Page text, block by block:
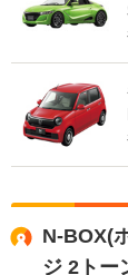
N-BOX(
ジ 2トー